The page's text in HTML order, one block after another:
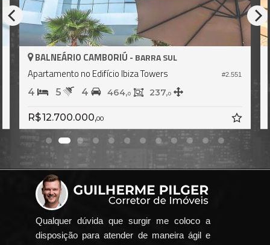
#2.551
BALNEÁRIO CAMBORIÚ - BARRA SUL
Apartamento no Edifício Ibiza Towers
4 5 4 464,0 237,0
R$ 12.700.000,00
Qualquer dúvida que surgir me coloco a
disposição para atender de maneira ágil e